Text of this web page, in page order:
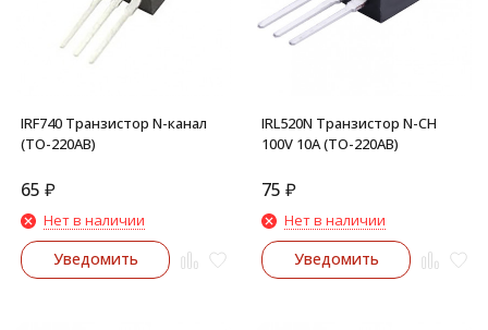
IRF740 Транзистор N-канал
(TO-220AB)
65 ₽
Нет в наличии
Уведомить
IRL520N Транзистор N-CH
100V 10A (TO-220AB)
75 ₽
Нет в наличии
Уведомить